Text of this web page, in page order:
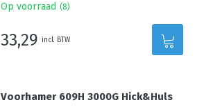
Op voorraad (8)
33,29 incl. BTW
Voorhamer 609H 3000G Hick&Huls